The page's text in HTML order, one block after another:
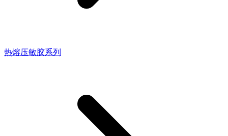
热熔压敏胶系列